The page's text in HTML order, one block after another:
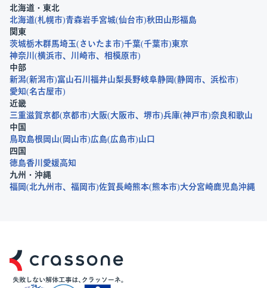
北海道・東北
北海道 札幌市 青森岩手宮城 仙台市 秋田 山形福島
関東
茨城栃木群馬埼玉 さいたま市 千葉 千葉市 東京
神奈川
横浜市 川崎市
相模原市
中部
新潟 新潟市 富山石川 福井山梨長野岐阜静岡 静岡市
浜松市
愛知 名古屋市
近畿
三重滋賀京都 京都市 大阪 大阪市 堺市 兵庫 神戸市 奈良和歌山
中国
鳥取 島根 岡山 岡山市 広島 広島市 山口
四国
徳島香川 愛媛高知
九州・沖縄
福岡 北九州市 福岡市 佐賀長崎熊本 熊本市 大分宮崎鹿児島沖縄